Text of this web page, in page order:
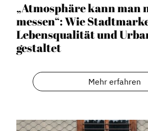
„Atmosphäre kann man
messen“: Wie
Lebensqualität und
gestaltet
Mehr erfahren